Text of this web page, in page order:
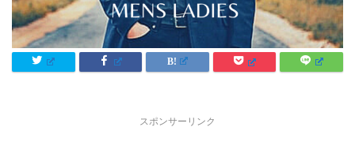
スポンサーリンク